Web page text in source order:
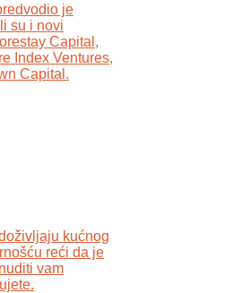
je
su i novi
Capital,
Index Ventures,
Capital.
kućnog
reći da je
vam